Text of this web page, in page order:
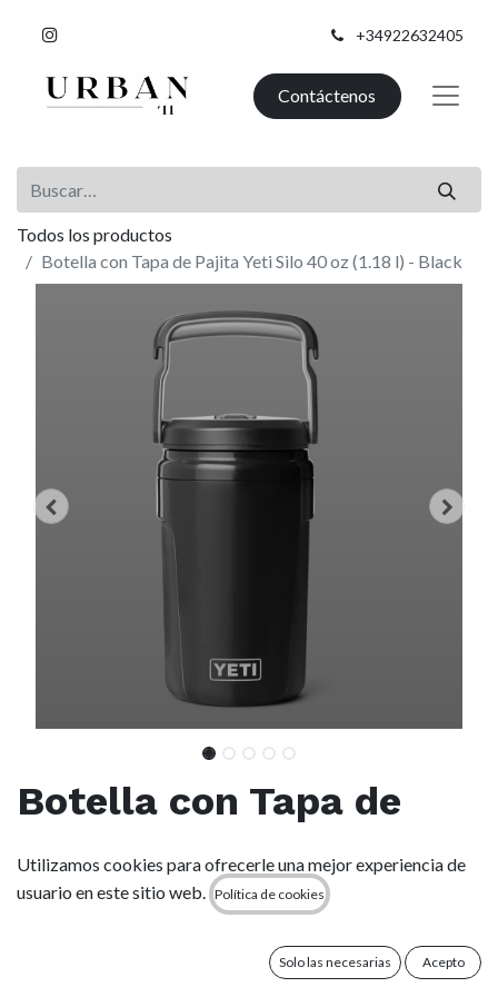
+34922632405
Contáctenos
Todos los productos
Botella con Tapa de Pajita Yeti Silo 40 oz (1.18 l) - Black
Botella con Tapa de
Pajita Yeti Silo 40 oz
(1.18 l) - Black
Hidratación práctica y portátil gracias al aislamiento térmico
Utilizamos cookies para ofrecerle una mejor experiencia de
usuario en este sitio web.
Política de cookies
Solo las necesarias Acepto